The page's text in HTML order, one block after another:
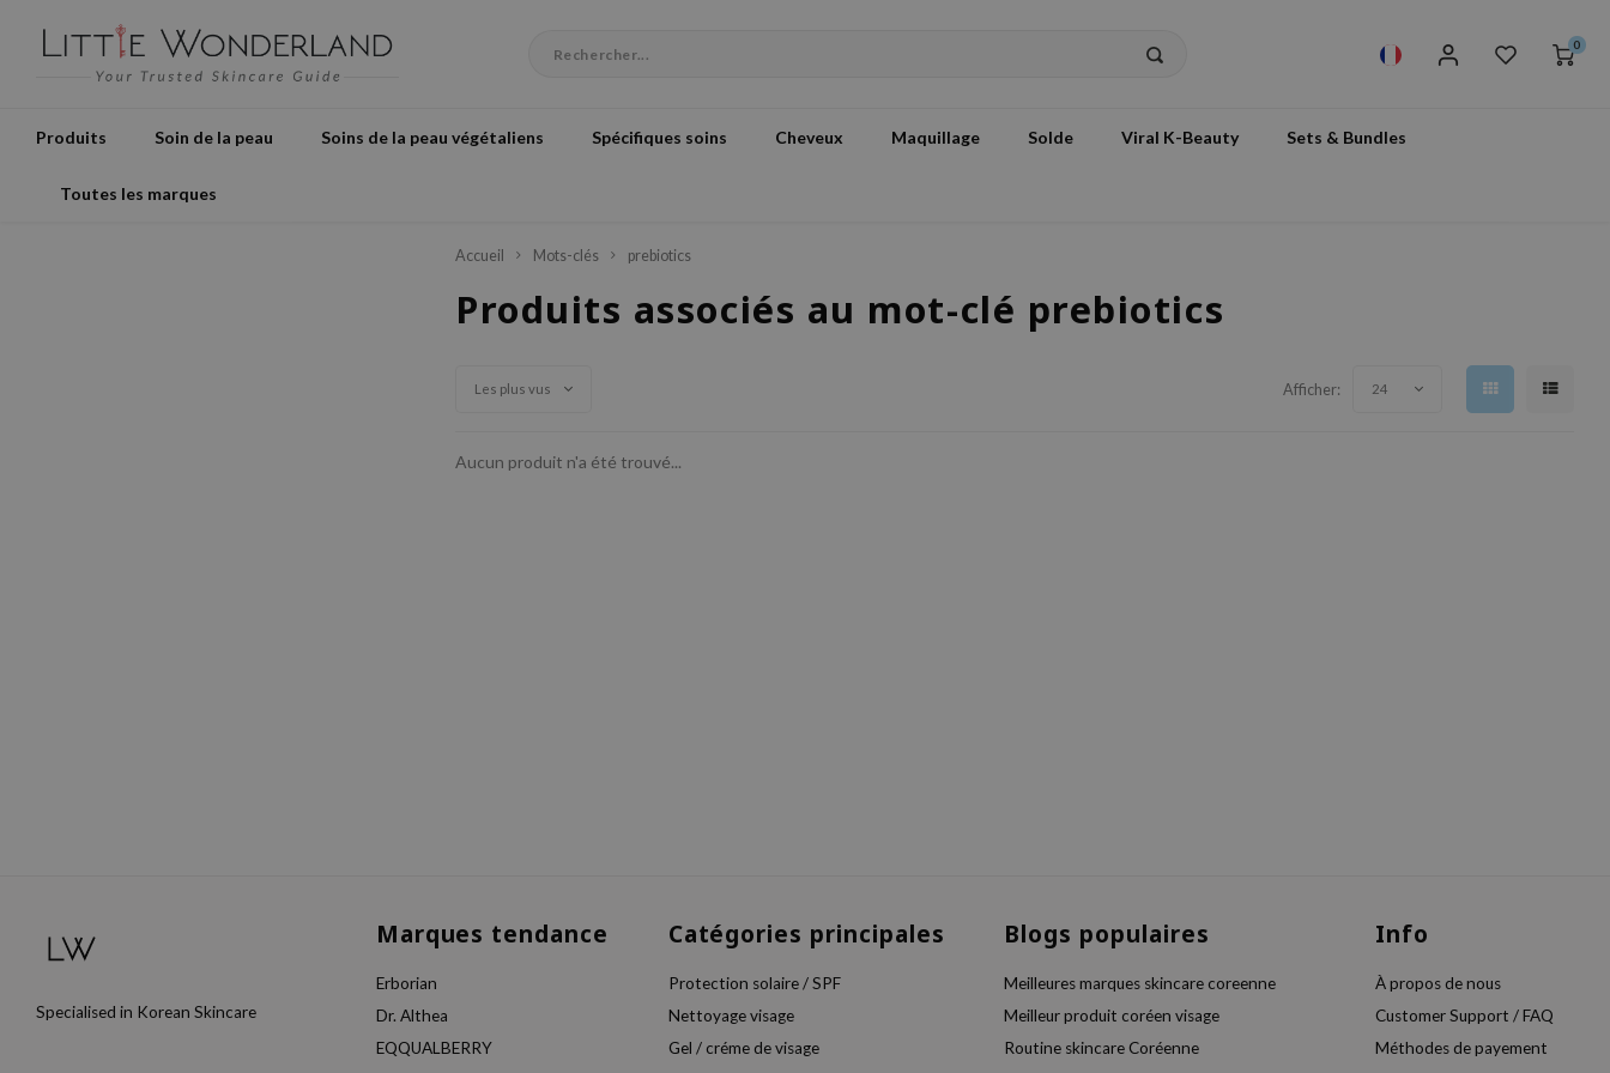
0
Produits Soin de la peau Soins de la peau végétaliens Spécifiques soins Cheveux Maquillage Solde Viral K-Beauty Sets & Bundles
Toutes les marques
Accueil Mots-clés prebiotics
Produits associés au mot-clé prebiotics
Les plus vus Afficher: 24
Aucun produit n'a été trouvé...
Specialised in Korean Skincare
Marques tendance
Erborian
Dr. Althea
EQQUALBERRY
Catégories principales
Protection solaire / SPF
Nettoyage visage
Gel / créme de visage
Blogs populaires
Meilleures marques skincare coreenne
Meilleur produit coréen visage
Routine skincare Coréenne
Info
À propos de nous
Customer Support / FAQ
Méthodes de payement